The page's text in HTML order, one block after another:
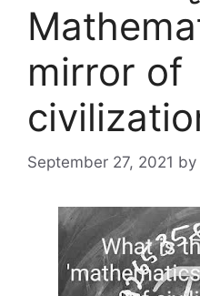
mirror of
September 27, 2021 by